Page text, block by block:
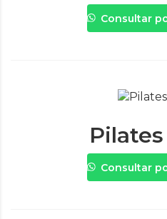
Consultar
Consultar